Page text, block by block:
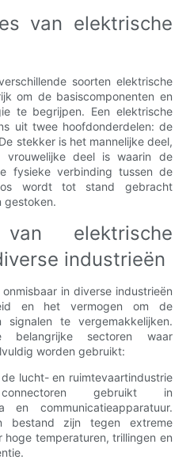
van elektrische
soorten elektrische
om de basiscomponenten en
te begrijpen. Een elektrische
uit twee hoofdonderdelen: de
stekker is het mannelijke deel,
deel is waarin de
fysieke verbinding tussen de
wordt tot stand gebracht
gestoken.
elektrische
industrieën
in diverse industrieën
en het vermogen om de
te vergemakkelijken.
belangrijke sectoren waar
worden gebruikt:
lucht- en ruimtevaartindustrie
gebruikt in
en communicatieapparatuur.
bestand zijn tegen extreme
temperaturen, trillingen en